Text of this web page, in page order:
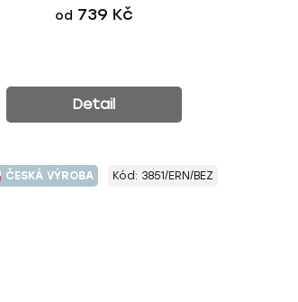
od 739 Kč
Detail
ČESKÁ VÝROBA Kód: 3851/ERN/BEZ